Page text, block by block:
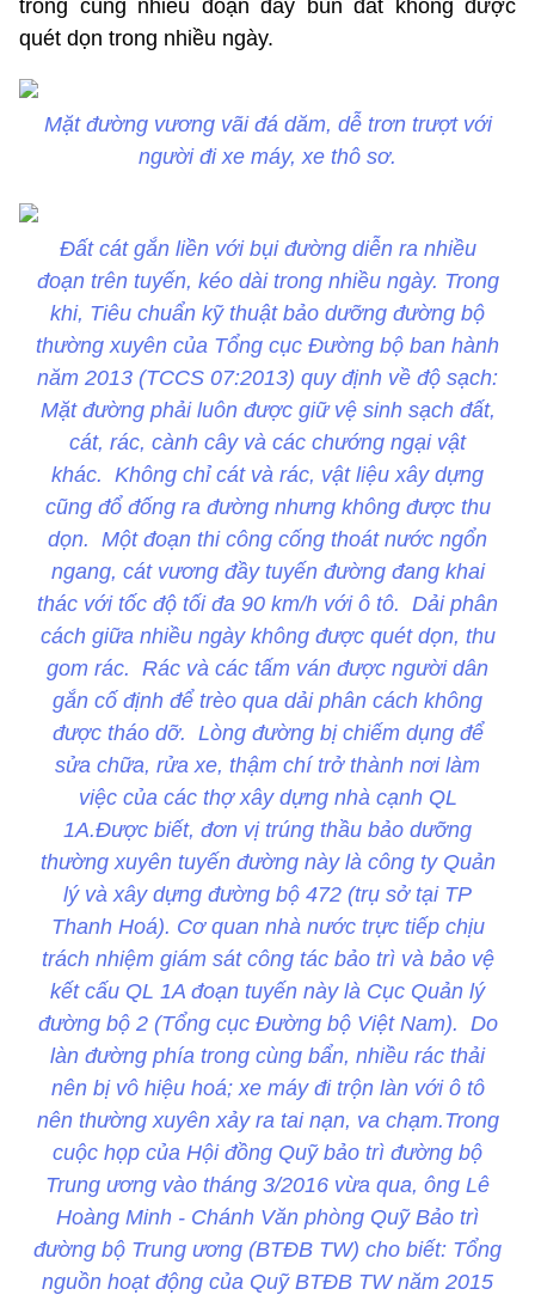
trong cùng nhiều đoạn đầy bùn đất không được
quét dọn trong nhiều ngày.
Mặt đường vương vãi đá dăm, dễ trơn trượt với
người đi xe máy, xe thô sơ.
Đất cát gắn liền với bụi đường diễn ra nhiều
đoạn trên tuyến, kéo dài trong nhiều ngày. Trong
khi, Tiêu chuẩn kỹ thuật bảo dưỡng đường bộ
thường xuyên của Tổng cục Đường bộ ban hành
năm 2013 (TCCS 07:2013) quy định về độ sạch:
Mặt đường phải luôn được giữ vệ sinh sạch đất,
cát, rác, cành cây và các chướng ngại vật
khác. Không chỉ cát và rác, vật liệu xây dựng
cũng đổ đống ra đường nhưng không được thu
dọn. Một đoạn thi công cống thoát nước ngổn
ngang, cát vương đầy tuyến đường đang khai
thác với tốc độ tối đa 90 km/h với ô tô. Dải phân
cách giữa nhiều ngày không được quét dọn, thu
gom rác. Rác và các tấm ván được người dân
gắn cố định để trèo qua dải phân cách không
được tháo dỡ. Lòng đường bị chiếm dụng để
sửa chữa, rửa xe, thậm chí trở thành nơi làm
việc của các thợ xây dựng nhà cạnh QL
1A.Được biết, đơn vị trúng thầu bảo dưỡng
thường xuyên tuyến đường này là công ty Quản
lý và xây dựng đường bộ 472 (trụ sở tại TP
Thanh Hoá). Cơ quan nhà nước trực tiếp chịu
trách nhiệm giám sát công tác bảo trì và bảo vệ
kết cấu QL 1A đoạn tuyến này là Cục Quản lý
đường bộ 2 (Tổng cục Đường bộ Việt Nam). Do
làn đường phía trong cùng bẩn, nhiều rác thải
nên bị vô hiệu hoá; xe máy đi trộn làn với ô tô
nên thường xuyên xảy ra tai nạn, va chạm.Trong
cuộc họp của Hội đồng Quỹ bảo trì đường bộ
Trung ương vào tháng 3/2016 vừa qua, ông Lê
Hoàng Minh - Chánh Văn phòng Quỹ Bảo trì
đường bộ Trung ương (BTĐB TW) cho biết: Tổng
nguồn hoạt động của Quỹ BTĐB TW năm 2015